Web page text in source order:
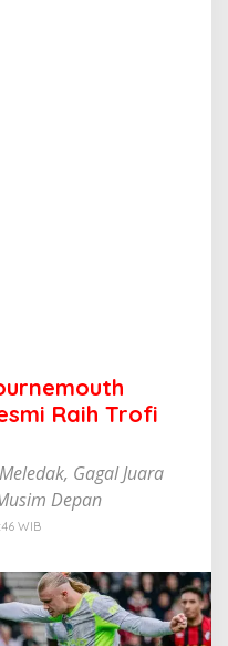
Raih Trofi
Gagal Juara
Depan
WIB